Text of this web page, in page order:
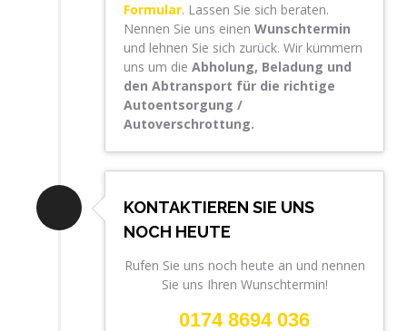
Formular. Lassen Sie sich beraten.
Nennen Sie uns einen Wunschtermin
und lehnen Sie sich zurück. Wir kümmern
uns um die Abholung, Beladung und
den Abtransport für die richtige
Autoentsorgung /
Autoverschrottung.
KONTAKTIEREN SIE UNS
NOCH HEUTE
Rufen Sie uns noch heute an und nennen
Sie uns Ihren Wunschtermin!
0174 8694 036